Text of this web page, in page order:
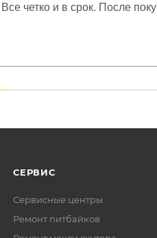
четко и в срок. После
был 0, при этом
связи и в итоге проблема
о небезразличии к
СЕРВИС
Сервисные центры
Ремонт питбайков